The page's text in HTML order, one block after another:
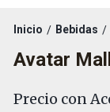
Inicio / Bebidas /
Avatar
Precio con